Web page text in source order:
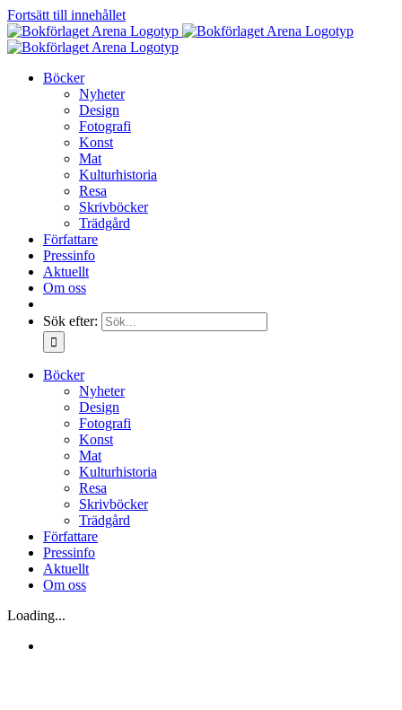
Fortsätt till innehållet
Böcker
Nyheter
Design
Fotografi
Konst
Mat
Kulturhistoria
Resa
Skrivböcker
Trädgård
Författare
Pressinfo
Aktuellt
Om oss
Sök efter:
Böcker
Nyheter
Design
Fotografi
Konst
Mat
Kulturhistoria
Resa
Skrivböcker
Trädgård
Författare
Pressinfo
Aktuellt
Om oss
Loading...